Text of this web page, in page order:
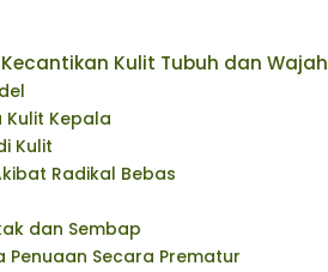
Kulit Tubuh dan Wajah
Kulit Kepala
Kulit
Radikal Bebas
dan Sembap
Penuaan Secara Prematur